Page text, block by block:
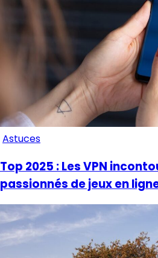
Astuces
Top 2025 : Les VPN
passionnés de jeux en